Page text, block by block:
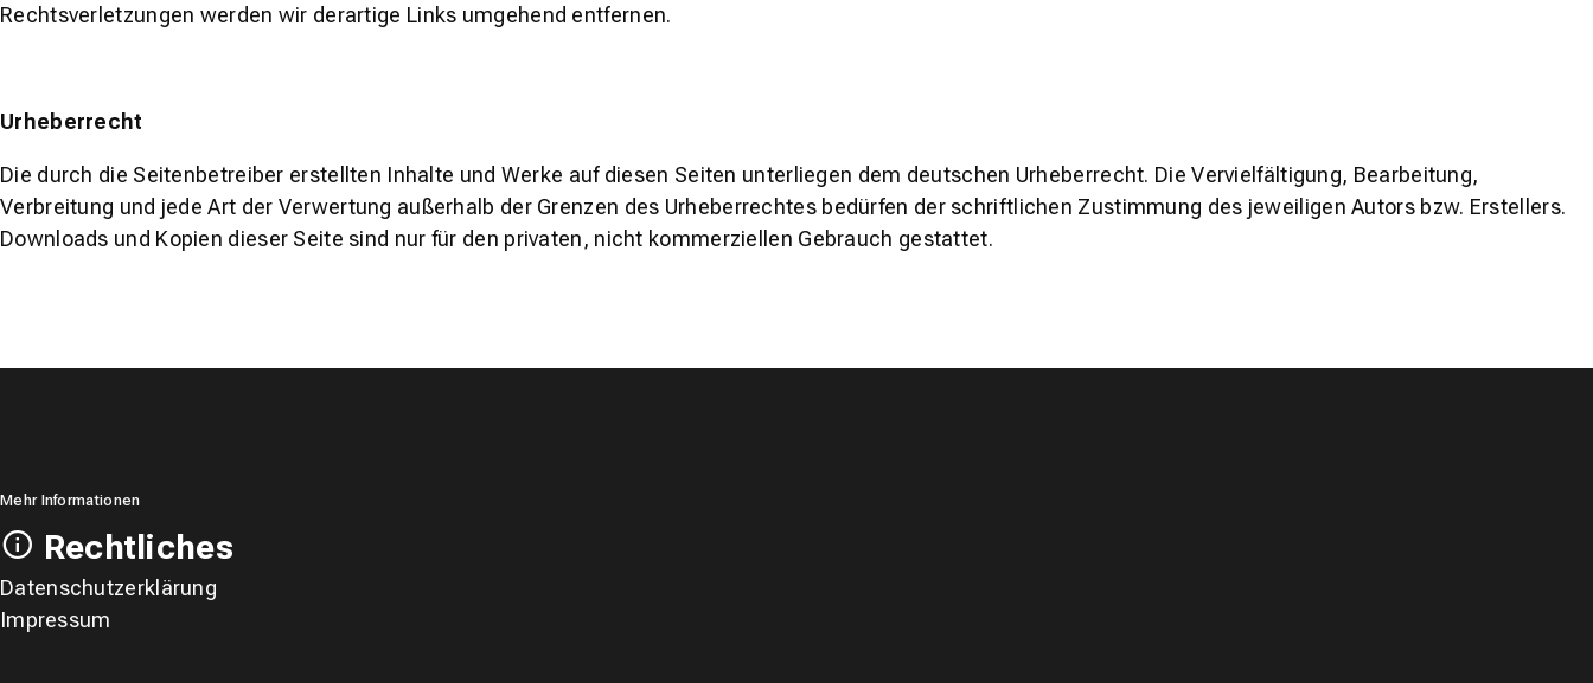
Rechtsverletzungen werden wir derartige Links umgehend entfernen.
Urheberrecht
Die durch die Seitenbetreiber erstellten Inhalte und Werke auf diesen Seiten unterliegen dem deutschen Urheberrecht. Die Vervielfältigung, Bearbeitung,
Verbreitung und jede Art der Verwertung außerhalb der Grenzen des Urheberrechtes bedürfen der schriftlichen Zustimmung des jeweiligen Autors bzw. Erstellers.
Downloads und Kopien dieser Seite sind nur für den privaten, nicht kommerziellen Gebrauch gestattet.
Mehr Informationen
Rechtliches
Datenschutzerklärung
Impressum